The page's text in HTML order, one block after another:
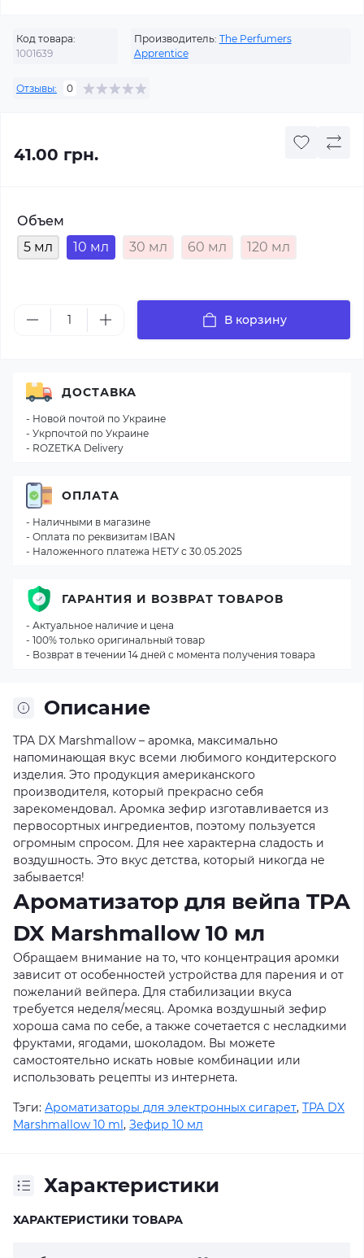
Код товара:
1001639
Производитель: The Perfumers
Apprentice
Отзывы: 0
41.00 грн.
Объем
5 мл
10 мл 30 мл 60 мл 120 мл
В корзину
Описание
TPA DX Marshmallow – аромка, максимально
напоминающая вкус всеми любимого кондитерского
изделия. Это продукция американского
производителя, который прекрасно себя
зарекомендовал. Аромка зефир изготавливается из
первосортных ингредиентов, поэтому пользуется
огромным спросом. Для нее характерна сладость и
воздушность. Это вкус детства, который никогда не
забывается!
Ароматизатор для вейпа TPA
DX Marshmallow 10 мл
Обращаем внимание на то, что концентрация аромки
зависит от особенностей устройства для парения и от
пожеланий вейпера. Для стабилизации вкуса
требуется неделя/месяц. Аромка воздушный зефир
хороша сама по себе, а также сочетается с несладкими
фруктами, ягодами, шоколадом. Вы можете
самостоятельно искать новые комбинации или
использовать рецепты из интернета.
Тэги: Ароматизаторы для электронных сигарет, TPA DX
Marshmallow 10 ml, Зефир 10 мл
Характеристики
ХАРАКТЕРИСТИКИ ТОВАРА
ДОСТАВКА
- Новой почтой по Украине
- Укрпочтой по Украине
- ROZETKA Delivery
ОПЛАТА
- Наличными в магазине
- Оплата по реквизитам IBAN
- Наложенного платежа НЕТУ с 30.05.2025
ГАРАНТИЯ И ВОЗВРАТ ТОВАРОВ
- Актуальное наличие и цена
- 100% только оригинальный товар
- Возврат в течении 14 дней с момента получения товара